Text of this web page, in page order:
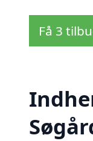
Få 3